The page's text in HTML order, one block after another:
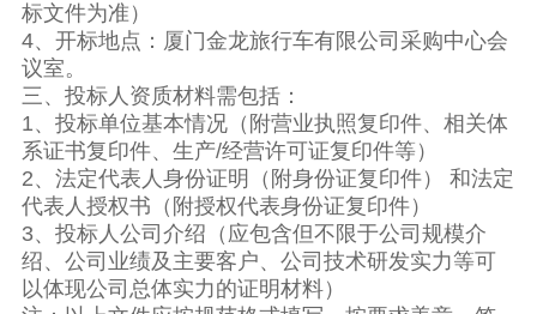
标文件为准）
4、开标地点：厦门金龙旅行车有限公司采购中心会
议室。
三、投标人资质材料需包括：
1、投标单位基本情况（附营业执照复印件、相关体
系证书复印件、生产/经营许可证复印件等）
2、法定代表人身份证明（附身份证复印件） 和法定
代表人授权书（附授权代表身份证复印件）
3、投标人公司介绍（应包含但不限于公司规模介
绍、公司业绩及主要客户、公司技术研发实力等可
以体现公司总体实力的证明材料）